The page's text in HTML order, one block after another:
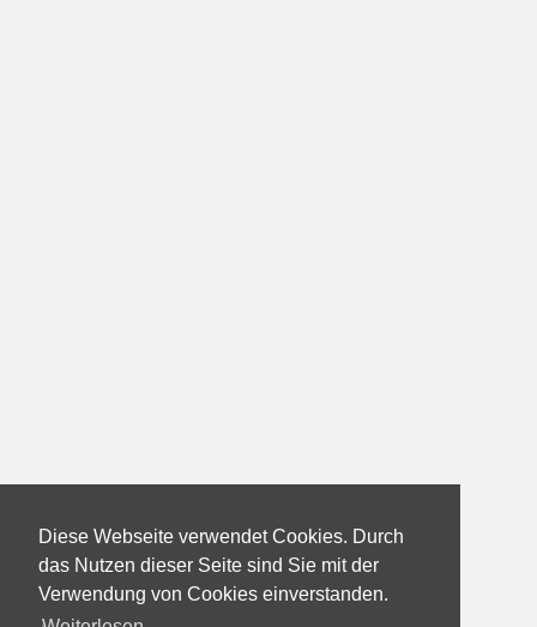
Diese Webseite verwendet Cookies. Durch
das Nutzen dieser Seite sind Sie mit der
Verwendung von Cookies einverstanden.